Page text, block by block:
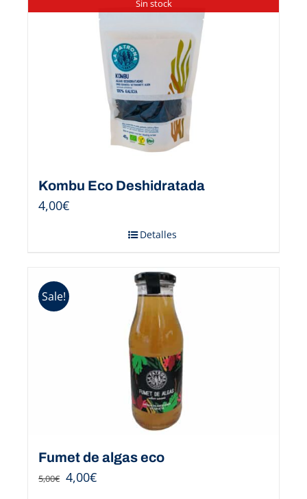
Sin stock
Kombu Eco Deshidratada
4,00€
Detalles
Sale!
Fumet de algas eco
5,00€ 4,00€